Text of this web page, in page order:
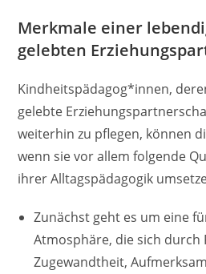
Merkmale einer
gelebten
Kindheitspädagog*innen,
gelebte
weiterhin zu pflegen, können
wenn sie vor allem folgende
ihrer Alltagspädagogik
Zunächst geht es um eine
Atmosphäre, die sich durch
Zugewandtheit,